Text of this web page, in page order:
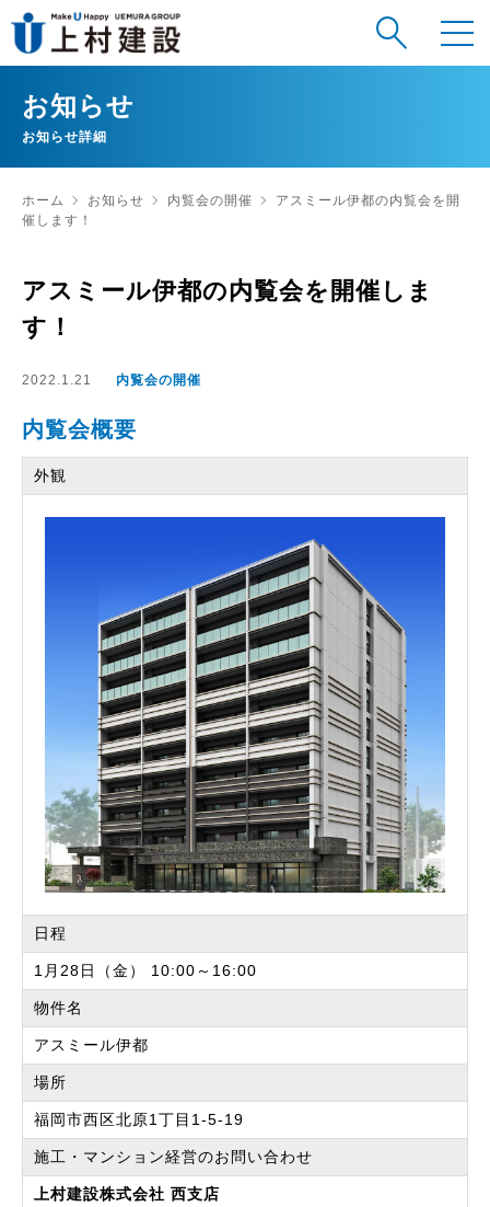
お知らせ
お知らせ詳細
ホーム お知らせ 内覧会の開催
アスミール伊都の内覧会を開
催します！
アスミール伊都の内覧会を開催しま
す！
2022.1.21 内覧会の開催
内覧会概要
外観
日程
1月28日（金） 10:00～16:00
物件名
アスミール伊都
場所
福岡市西区北原1丁目1-5-19
施工・マンション経営のお問い合わせ
上村建設株式会社 西支店